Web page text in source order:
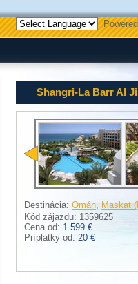
Shangri-La Barr Al
Destinácia: Omán, Maskat
Kód zájazdu: 1359625
Cena od: 1 599 €
Príplatky od: 20 €